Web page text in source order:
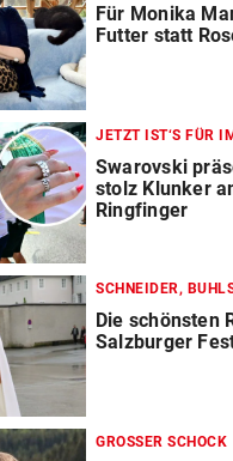
Für Monika
Futter statt
JETZT IST‘S FÜR
Swarovski
stolz Klunker
Ringfinger
SCHNEIDER,
Die schönsten
Salzburger
GROSSER SCHOCK